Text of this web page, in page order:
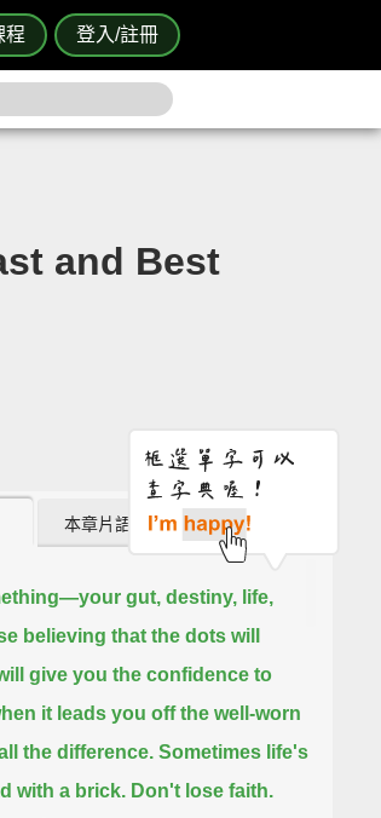
程 登入/註冊
and Best
本章片語 (4)
your gut, destiny, life,
believing that the dots will
give you the confidence to
it leads you off the well-worn
the difference. Sometimes life's
with a brick. Don't lose faith.